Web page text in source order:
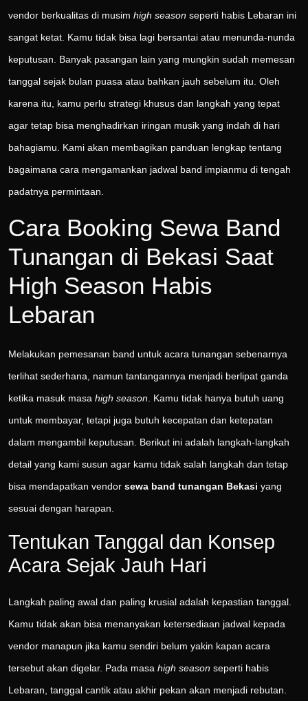
vendor berkualitas di musim high season seperti habis Lebaran ini
sangat ketat. Kamu tidak bisa lagi bersantai atau menunda-nunda
keputusan. Banyak pasangan lain yang mungkin sudah memesan
tanggal sejak bulan puasa atau bahkan jauh sebelum itu. Oleh
karena itu, kamu perlu strategi khusus dan langkah yang tepat
agar tetap bisa menghadirkan iringan musik yang indah di hari
bahagiamu. Kami akan membagikan panduan lengkap tentang
bagaimana cara mengamankan jadwal band impianmu di tengah
padatnya permintaan.
Cara Booking Sewa Band
Tunangan di Bekasi Saat
High Season Habis
Lebaran
Melakukan pemesanan band untuk acara tunangan sebenarnya
terlihat sederhana, namun tantangannya menjadi berlipat ganda
ketika masuk masa high season . Kamu tidak hanya butuh uang
untuk membayar, tetapi juga butuh kecepatan dan ketepatan
dalam mengambil keputusan. Berikut ini adalah langkah-langkah
detail yang kami susun agar kamu tidak salah langkah dan tetap
bisa mendapatkan vendor sewa band tunangan Bekasi yang
sesuai dengan harapan.
Tentukan Tanggal dan Konsep
Acara Sejak Jauh Hari
Langkah paling awal dan paling krusial adalah kepastian tanggal.
Kamu tidak akan bisa menanyakan ketersediaan jadwal kepada
vendor manapun jika kamu sendiri belum yakin kapan acara
tersebut akan digelar. Pada masa high season seperti habis
Lebaran, tanggal cantik atau akhir pekan akan menjadi rebutan.